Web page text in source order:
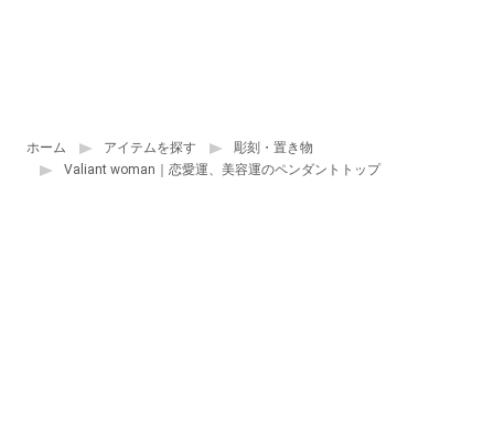
ホーム アイテムを探す
彫刻・置き物
Valiant woman｜恋愛運、美容運のペンダントトップ